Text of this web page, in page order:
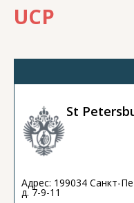
UCP
St
Адрес: 199034 Санкт-
д. 7-9-11